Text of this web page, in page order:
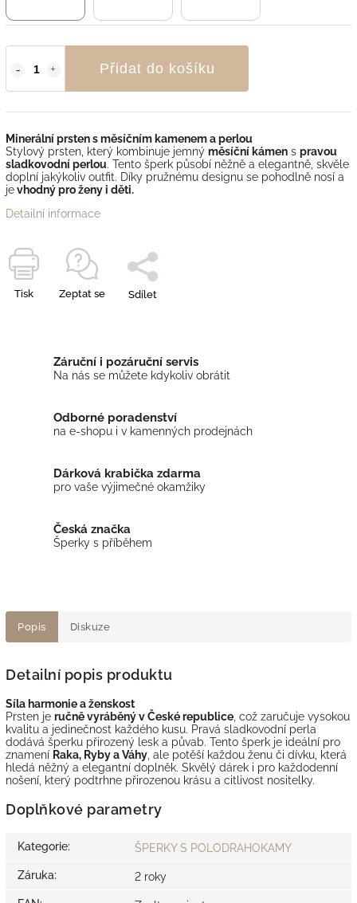
Přidat do košíku
Minerální prsten s měsíčním kamenem a perlou
Stylový prsten, který kombinuje jemný měsíční kámen s pravou
sladkovodní perlou. Tento šperk působí něžně a elegantně, skvěle
doplní jakýkoliv outfit. Díky pružnému designu se pohodlně nosí a
jevhodný pro ženy i děti.
Detailní informace
Tisk Zeptat se Sdílet
Záruční i pozáruční servis
Na nás se můžete kdykoliv obrátit
Odborné poradenství
na e-shopu i v kamenných prodejnách
Dárková krabička zdarma
pro vaše výjimečné okamžiky
Česká značka
Šperky s příběhem
Popis Diskuze
Detailní popis produktu
Síla harmonie a ženskost
Prsten je ručně vyráběný v České republice , což zaručuje vysokou
kvalitu a jedinečnost každého kusu. Pravá sladkovodní perla
dodává šperku přirozený lesk a půvab. Tento šperk je ideální pro
znamení Raka, Ryby a Váhy , ale potěší každou ženu či dívku, která
hledá něžný a elegantní doplněk. Skvělý dárek i pro každodenní
nošení, který podtrhne přirozenou krásu a citlivost nositelky.
Doplňkové parametry
Kategorie: ŠPERKY S POLODRAHOKAMY
Záruka: 2 roky